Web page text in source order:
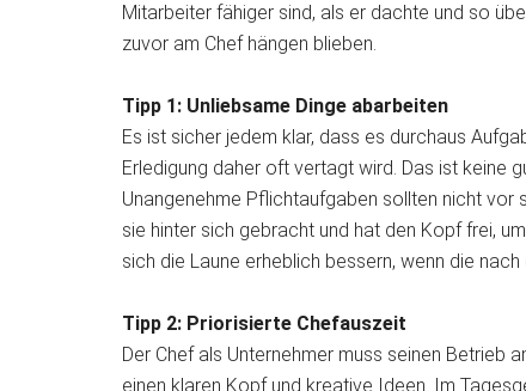
Mitarbeiter fähiger sind, als er dachte und so
zuvor am Chef hängen blieben.
Tipp 1: Unliebsame Dinge abarbeiten
Es ist sicher jedem klar, dass es durchaus
Erledigung daher oft vertagt wird. Das ist keine
Unangenehme Pflichtaufgaben sollten nicht vor
sie hinter sich gebracht und hat den Kopf frei,
sich die Laune erheblich bessern, wenn die
Tipp 2: Priorisierte Chefauszeit
Der Chef als Unternehmer muss seinen Betrieb
einen klaren Kopf und kreative Ideen. Im